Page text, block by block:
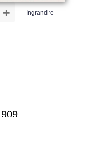
Ingrandire
+